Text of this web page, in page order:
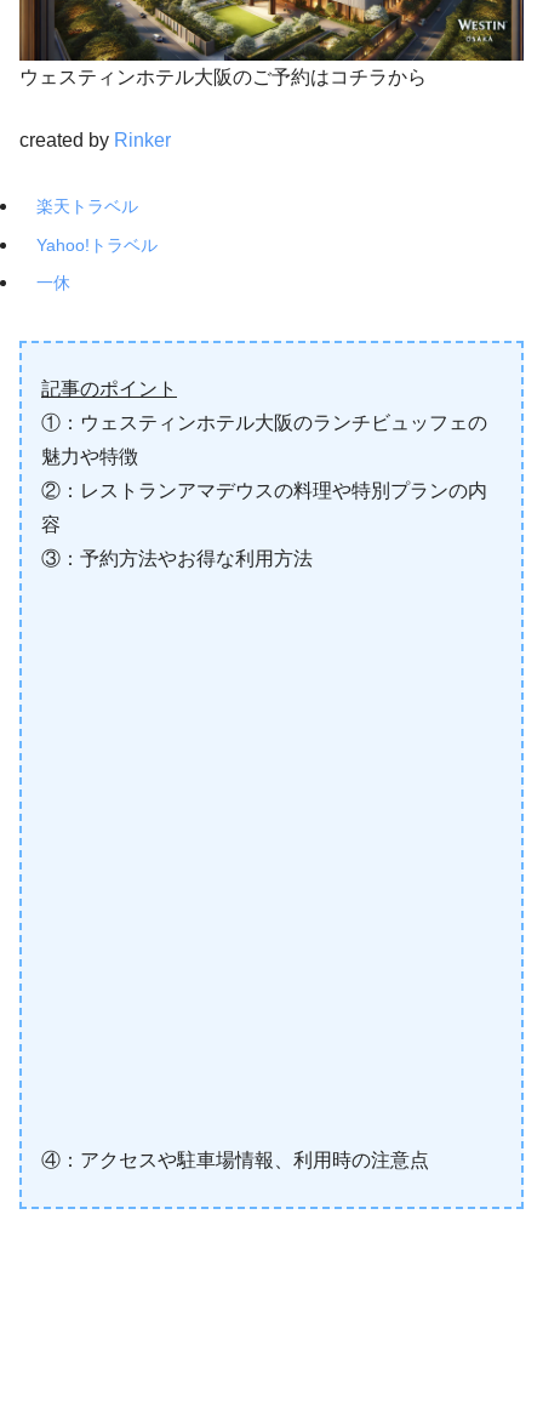
ウェスティンホテル大阪のご予約はコチラから
created by Rinker
楽天トラベル
Yahoo!トラベル
一休
記事のポイント
①：ウェスティンホテル大阪のランチビュッフェの
魅力や特徴
②：レストランアマデウスの料理や特別プランの内
容
③：予約方法やお得な利用方法
④：アクセスや駐車場情報、利用時の注意点